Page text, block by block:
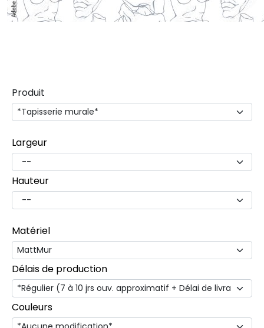
Produit
Largeur
Hauteur
Matériel
Délais de production
Couleurs